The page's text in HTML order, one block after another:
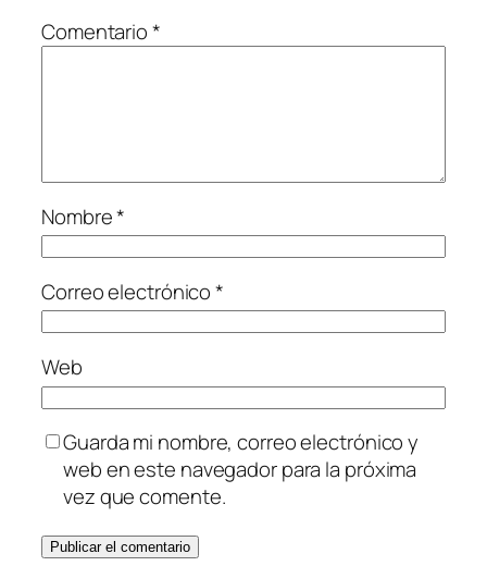
Comentario*
Nombre*
Correo electrónico*
Web
Guarda mi nombre, correo electrónico y
web en este navegador para la próxima
vez que comente.